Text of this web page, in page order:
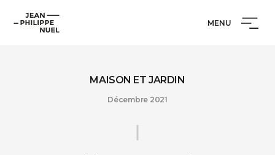
contenu
Jean-
Philippe
MENU
MAISON ET JARDIN
Décembre 2021